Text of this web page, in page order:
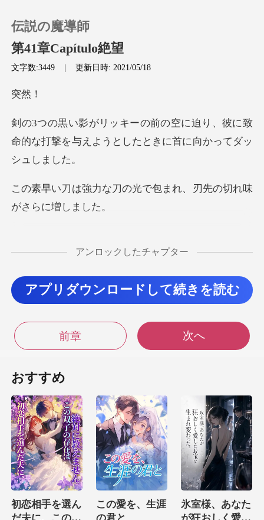
チャージ
閲覧履歴
ログアウトします
伝説の魔導師
第41章Capítulo絶望
文字数:3449 |更新日時: 2021/05/18
然
迫り、彼に致
命的な打撃を与えようとし
の光で包まれ、刃先の切
なストライキは、スキンリファ
弟子の一部として、ダス
ティン
彼の低い武器はダスティンに対してチャンスがなかっ
たので、彼は彼の
に、リ
アンロックしたチャプター
アプリダウンロードして続きを読む
前章 次へ
おすすめ
初恋相手を選ん
この愛を、生涯
氷室様、あなた